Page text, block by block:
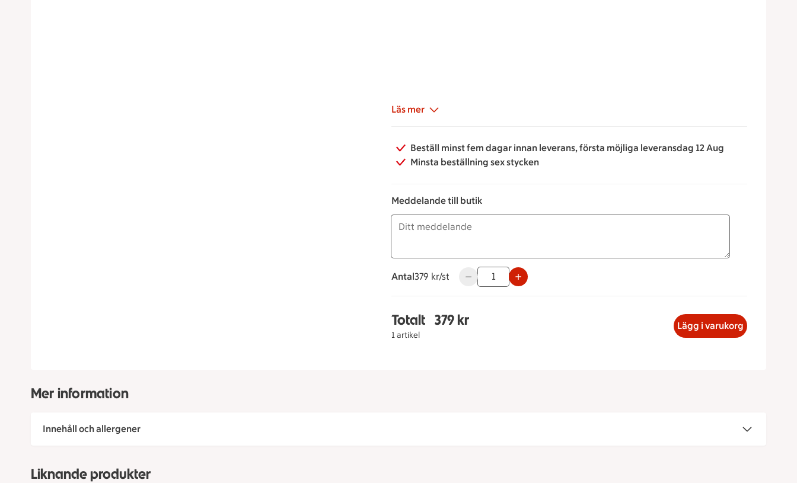
Läs mer
Beställ minst fem dagar innan leverans, första möjliga leveransdag 12 Aug
Minsta beställning sex stycken
Meddelande till butik
Antal
379 kronor styck
379 kr/st Använd knapparna för att minska eller öka värdet, eller ange ett värde
Totalt
1 artikel
Totalt 1 stycken Lyxbuffé, 379 kronor
379 kr Lägg i varukorg
Mer information
Innehåll och allergener
Liknande produkter